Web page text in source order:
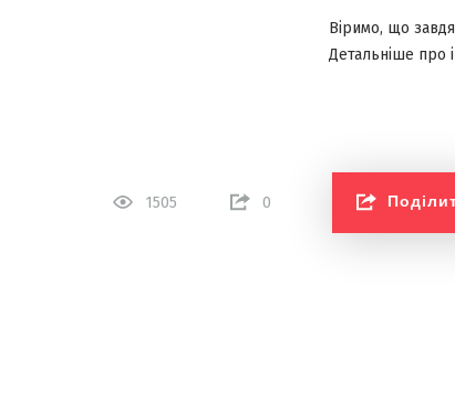
Віримо, що
Детальніше про
1505 0